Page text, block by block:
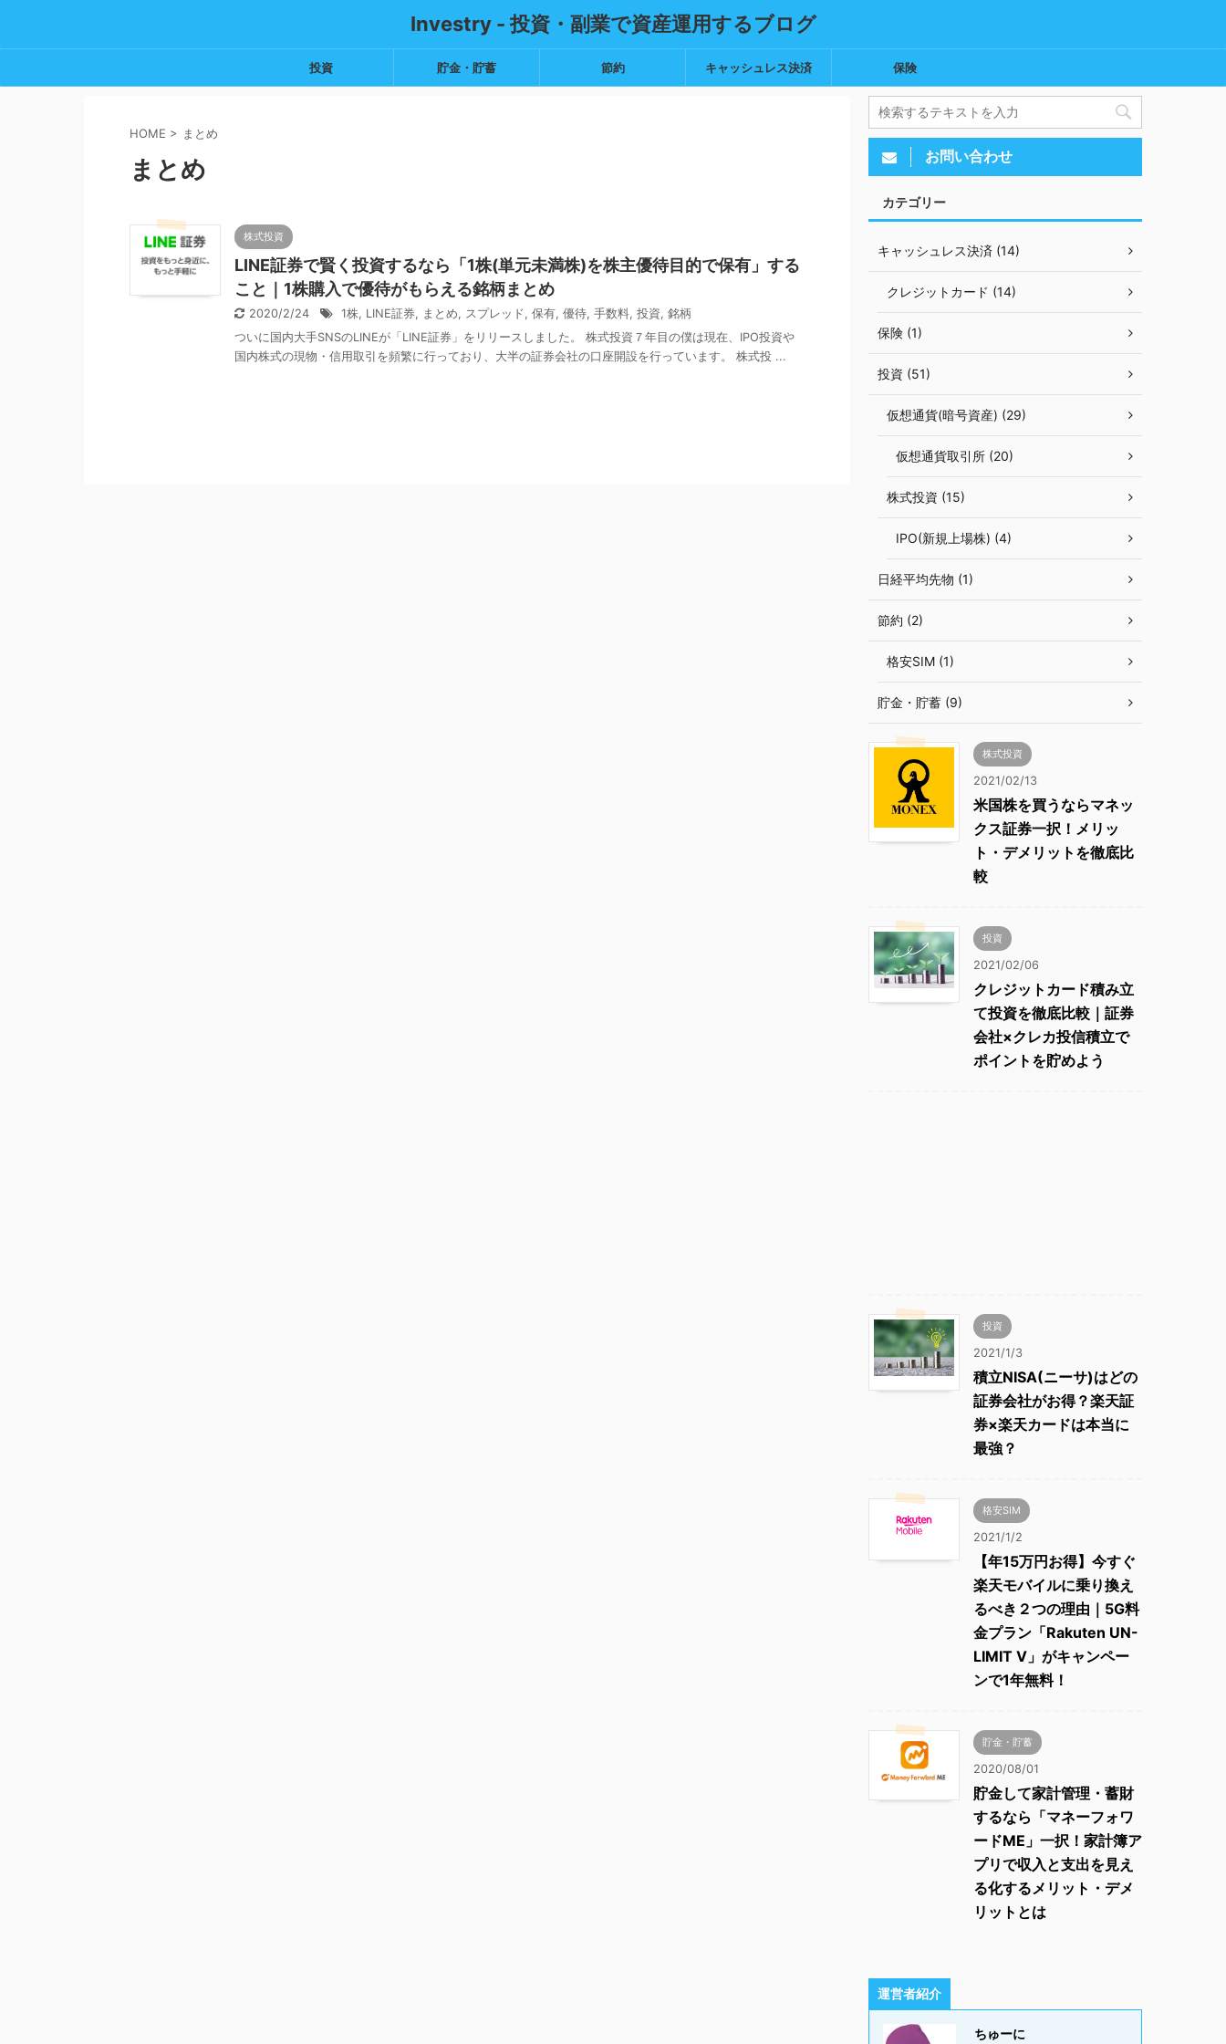
Investry - 投資・副業で資産運用するブログ
投資 貯金・貯蓄 節約 キャッシュレス決済 保険
HOME > まとめ
まとめ
株式投資
LINE証券で賢く投資するなら「1株(単元未満株)を株主優待目的で保有」する
こと｜1株購入で優待がもらえる銘柄まとめ
2020/2/24 1株, LINE証券, まとめ, スプレッド, 保有, 優待, 手数料, 投資, 銘柄
ついに国内大手SNSのLINEが「LINE証券」をリリースしました。 株式投資７年目の僕は現在、IPO投資や
国内株式の現物・信用取引を頻繁に行っており、大半の証券会社の口座開設を行っています。 株式投 ...
お問い合わせ
カテゴリー
キャッシュレス決済 (14)
クレジットカード (14)
保険 (1)
投資 (51)
仮想通貨(暗号資産) (29)
仮想通貨取引所 (20)
株式投資 (15)
IPO(新規上場株) (4)
日経平均先物 (1)
節約 (2)
格安SIM (1)
貯金・貯蓄 (9)
株式投資
2021/02/13
米国株を買うならマネッ
クス証券一択！メリッ
ト・デメリットを徹底比
較
投資
2021/02/06
クレジットカード積み立
て投資を徹底比較｜証券
会社×クレカ投信積立で
ポイントを貯めよう
投資
2021/1/3
積立NISA(ニーサ)はどの
証券会社がお得？楽天証
券×楽天カードは本当に
最強？
格安SIM
2021/1/2
【年15万円お得】今すぐ
楽天モバイルに乗り換え
るべき２つの理由｜5G料
金プラン「Rakuten UN-
LIMIT V」がキャンペー
ンで1年無料！
貯金・貯蓄
2020/08/01
貯金して家計管理・蓄財
するなら「マネーフォワ
ードME」一択！家計簿ア
プリで収入と支出を見え
る化するメリット・デメ
リットとは
運営者紹介
ちゅーに